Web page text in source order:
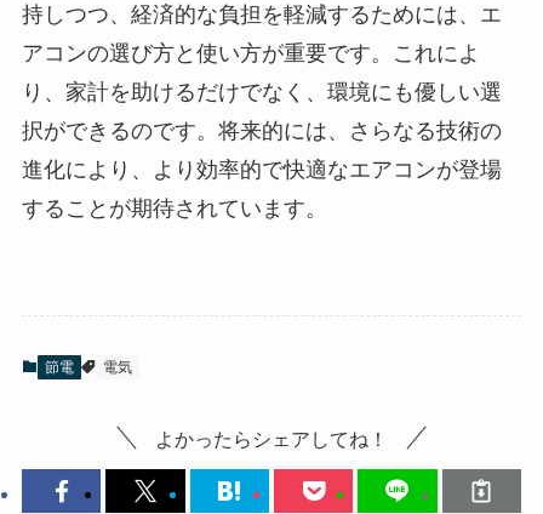
持しつつ、経済的な負担を軽減するためには、エ
アコンの選び方と使い方が重要です。これによ
り、家計を助けるだけでなく、環境にも優しい選
択ができるのです。将来的には、さらなる技術の
進化により、より効率的で快適なエアコンが登場
することが期待されています。
節電 電気
よかったらシェアしてね！